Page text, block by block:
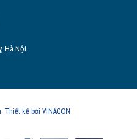
Hà Nội
Thiết kế bởi VINAGON